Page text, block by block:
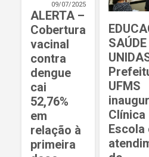
09/07/2025
ALERTA –
Cobertura
vacinal
contra
dengue
cai
52,76%
em
relação à
primeira
SAÚDE
UFMS
Clínica
Escola